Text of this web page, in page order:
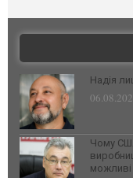
Надія
Чому
можливі